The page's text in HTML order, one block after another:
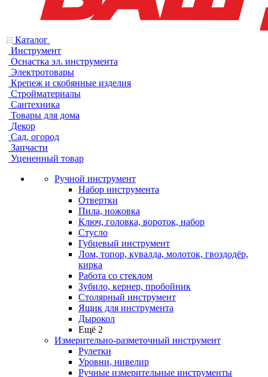
Каталог
Инструмент
Оснастка эл. инструмента
Электротовары
Крепеж и скобянные изделия
Стройматериалы
Сантехника
Товары для дома
Декор
Сад, огород
Запчасти
Уцененный товар
Ручной инструмент
Набор инструмента
Отвертки
Пила, ножовка
Ключ, головка, вороток, набор
Стусло
Губцевый инструмент
Лом, топор, кувалда, молоток, гвоздодёр,
кирка
Работа со стеклом
Зубило, кернер, пробойник
Столярный инструмент
Ящик для инструмента
Дырокол
Ещё 2
Измерительно-разметочный инструмент
Рулетки
Уровни, нивелир
Ручные измерительные инструменты